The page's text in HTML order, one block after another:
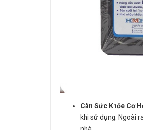
Cân Sức Khỏe Cơ
khi sử dụng. Ngoài
nhà.